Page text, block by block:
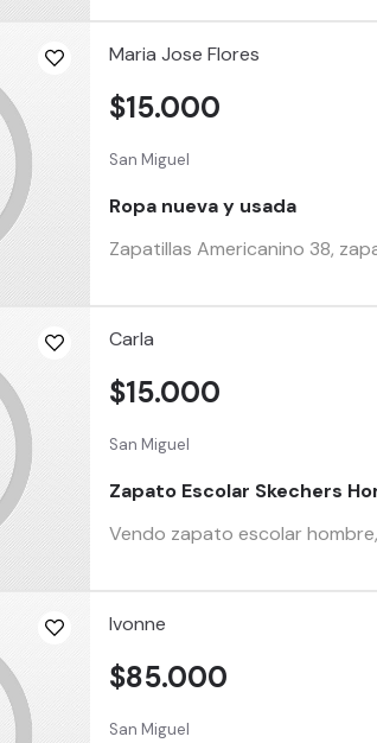
Maria Jose Flores
San Miguel
Ropa nueva y usada
Zapatillas Americanino 38,
$15.000
Carla
San Miguel
Zapato Escolar Skechers
Vendo zapato escolar
$15.000
Ivonne
San Miguel
$85.000